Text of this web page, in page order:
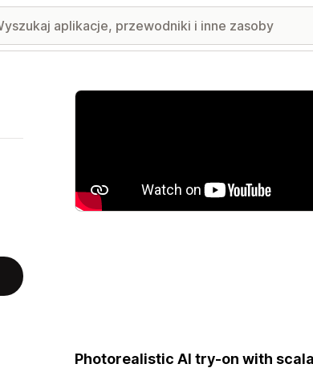
Wyróżnione obrazy w galerii
Photorealistic AI try-on with